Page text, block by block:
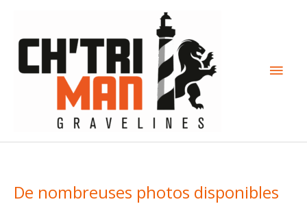
contenu
De nombreuses photos disponibles